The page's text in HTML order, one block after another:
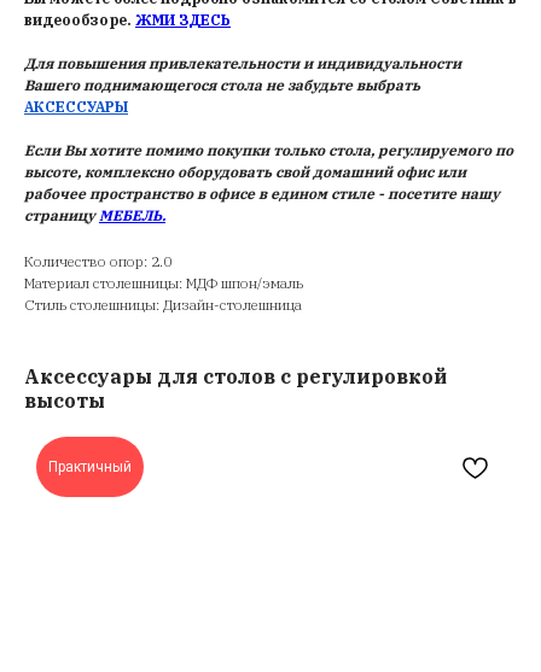
видеообзоре. ЖМИ ЗДЕСЬ
Для повышения привлекательности и индивидуальности
Вашего поднимающегося стола не забудьте выбрать
АКСЕССУАРЫ
Если Вы хотите помимо покупки только стола, регулируемого по
высоте, комплексно оборудовать свой домашний офис или
рабочее пространство в офисе в едином стиле - посетите нашу
страницуМЕБЕЛЬ.
Количество опор: 2.0
Материал столешницы: МДФ шпон/эмаль
Стиль столешницы: Дизайн-столешница
Аксессуары для столов с регулировкой
высоты
Практичный